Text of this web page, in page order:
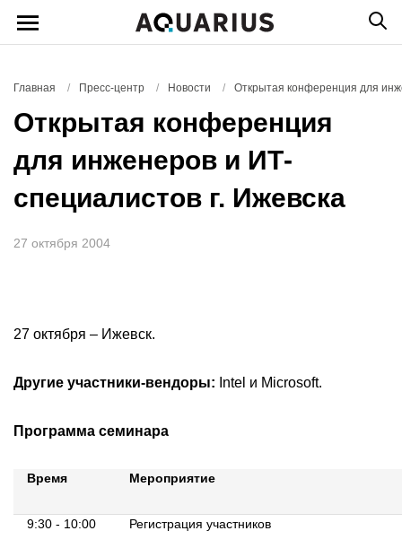
Главная / Пресс-центр / Новости / Открытая конференция для
Открытая конференция
для инженеров и ИТ-
специалистов г. Ижевска
27 октября 2004
27 октября – Ижевск.
Другие участники-вендоры: Intel и Microsoft.
Программа семинара
Время Мероприятие
9:30 - 10:00 Регистрация участников